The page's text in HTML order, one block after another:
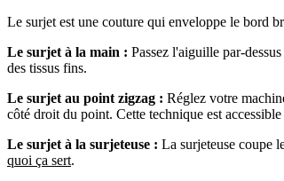
Le surjet est une couture qui enveloppe le bord
Le surjet à la main : Passez l'aiguille par-
des tissus fins.
Le surjet au point zigzag : Réglez votre
côté droit du point. Cette technique est
Le surjet à la surjeteuse : La surjeteuse coupe
quoi ça sert.